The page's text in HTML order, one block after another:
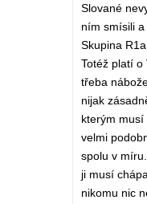
Slované
ním smísili
Skupina
Totéž platí o
třeba
nijak
kterým musí
velmi
spolu v
ji musí
nikomu nic